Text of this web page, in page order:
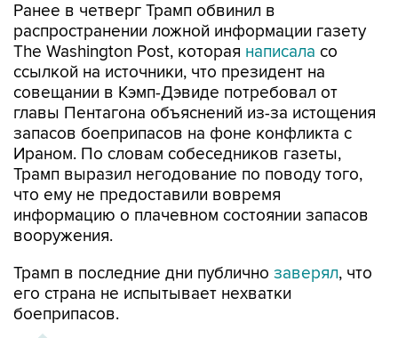
Ранее в четверг Трамп обвинил в
распространении ложной информации газету
The Washington Post, которая написала со
ссылкой на источники, что президент на
совещании в Кэмп-Дэвиде потребовал от
главы Пентагона объяснений из-за истощения
запасов боеприпасов на фоне конфликта с
Ираном. По словам собеседников газеты,
Трамп выразил негодование по поводу того,
что ему не предоставили вовремя
информацию о плачевном состоянии запасов
вооружения.
Трамп в последние дни публично заверял, что
его страна не испытывает нехватки
боеприпасов.